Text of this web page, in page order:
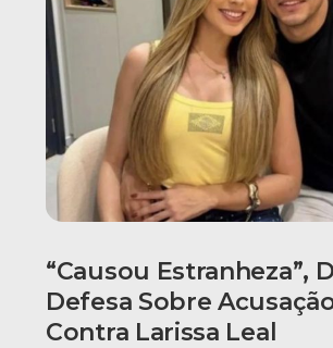
“Causou Estranheza”,
Defesa Sobre
Contra Larissa Leal